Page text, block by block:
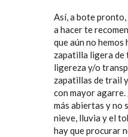
Así, a bote pronto,
a hacer te
que aún no hemos
zapatilla ligera de
ligereza y/o
zapatillas de trail
con mayor agarre.
más abiertas y no
nieve, lluvia y el
hay que procurar